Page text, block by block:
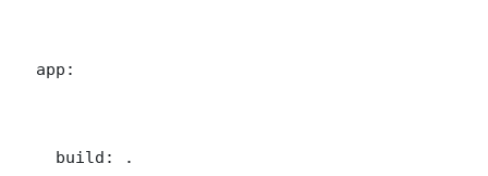
  app:
    build: .